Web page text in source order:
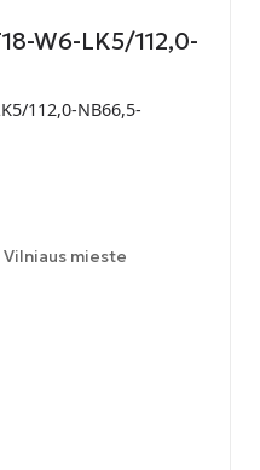
W6-LK5/112,0-
112,0-NB66,5-
mieste